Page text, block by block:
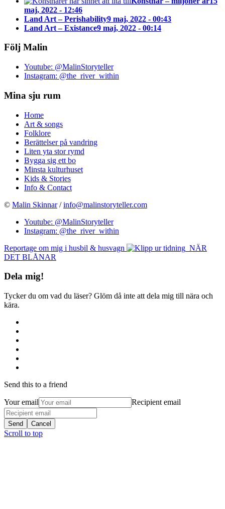
maj, 2022 - 12:46
Land Art – Perishability9 maj, 2022 - 00:43
Land Art – Existance9 maj, 2022 - 00:14
Följ Malin
Youtube: @MalinStoryteller
Instagram: @the_river_within
Mina sju rum
Home
Art & songs
Folklore
Berättelser på vandring
Liten yta stor rymd
Bygga sig ett bo
Minsta kulturhuset
Kids & Stories
Info & Contact
© Malin Skinnar/info@malinstoryteller.com
Youtube: @MalinStoryteller
Instagram: @the_river_within
Reportage om mig i husbil & husvagn
NÄR
DET BLÅNAR
Dela mig!
Tycker du om vad du läser? Glöm då inte att dela mig till nära och
kära.
Send this to a friend
Your email Recipient email
Send Cancel
Scroll to top